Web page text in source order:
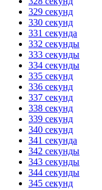
329 секунд
330 секунд
331 секунда
332 секунды
333 секунды
334 секунды
335 секунд
336 секунд
337 секунд
338 секунд
339 секунд
340 секунд
341 секунда
342 секунды
343 секунды
344 секунды
345 секунд